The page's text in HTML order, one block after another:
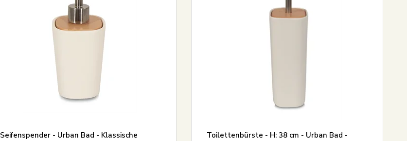
Seifenspender - Urban Bad - Klassische
Toilettenbürste - H: 38 cm - Urban Bad -